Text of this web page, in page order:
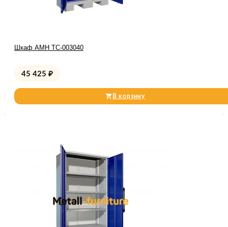
Шкаф AMH TC-003040
45 425 ₽
В корзину